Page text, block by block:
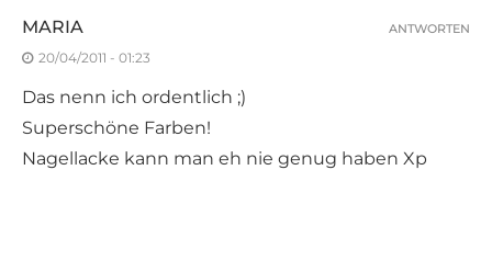
MARIA
20/04/2011 - 01:23
Das nenn ich ordentlich ;)
Superschöne Farben!
Nagellacke kann man eh nie genug haben Xp
ANTWORTEN